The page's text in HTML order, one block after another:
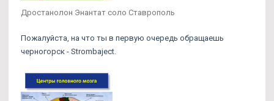
Дростанолон Энантат соло Ставрополь
Пожалуйста, на что ты в первую очередь обращаешь
черногорск - Strombaject.